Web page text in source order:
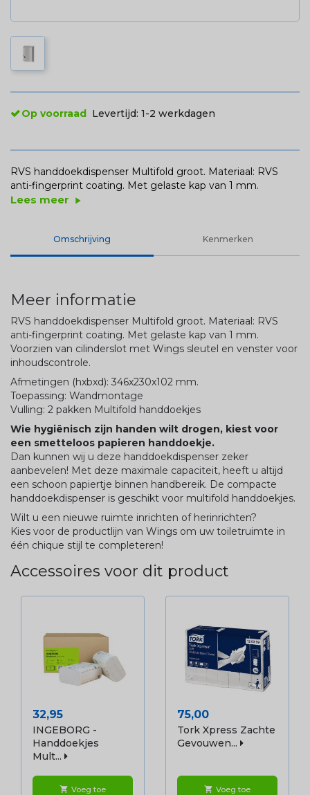
Op voorraad Levertijd: 1-2 werkdagen
RVS handdoekdispenser Multifold groot. Materiaal: RVS
anti-fingerprint coating. Met gelaste kap van 1 mm.
Lees meer play_arrow
Omschrijving Kenmerken
Meer informatie
RVS handdoekdispenser Multifold groot. Materiaal: RVS
anti-fingerprint coating. Met gelaste kap van 1 mm.
Voorzien van cilinderslot met Wings sleutel en venster voor
inhoudscontrole.
Afmetingen (hxbxd): 346x230x102 mm.
Toepassing: Wandmontage
Vulling: 2 pakken Multifold handdoekjes
Wie hygiënisch zijn handen wilt drogen, kiest voor
een smetteloos papieren handdoekje.
Dan kunnen wij u deze handdoekdispenser zeker
aanbevelen! Met deze maximale capaciteit, heeft u altijd
een schoon papiertje binnen handbereik. De compacte
handdoekdispenser is geschikt voor multifold handdoekjes.
Wilt u een nieuwe ruimte inrichten of herinrichten?
Kies voor de productlijn van Wings om uw toiletruimte in
één chique stijl te completeren!
Accessoires voor dit product
Prijs
32,95
INGEBORG -
Handdoekjes
Mult...
shopping_cart Voeg toe
Prijs
75,00
Tork Xpress Zachte
Gevouwen...
shopping_cart Voeg toe